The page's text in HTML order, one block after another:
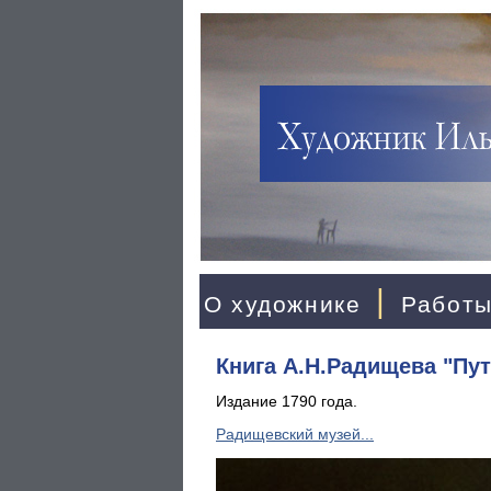
О художнике |
Книга А.Н.Радищева
Издание 1790 года.
Радищевский музей...